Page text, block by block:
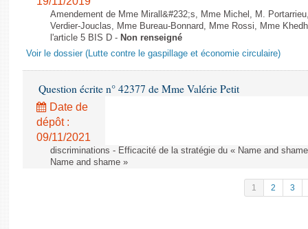
Amendement de Mme Mirall&#232;s, Mme Michel, M.
Verdier-Jouclas, Mme Bureau-Bonnard, Mme Rossi, Mme
l'article 5 BIS D - Non renseigné
Voir le dossier (Lutte contre le gaspillage et économie circulaire)
Question écrite n° 42377 de Mme Valérie Petit
Date de
dépôt :
09/11/2021
discriminations - Efficacité de la stratégie du « Name and
Name and shame »
1 2 3